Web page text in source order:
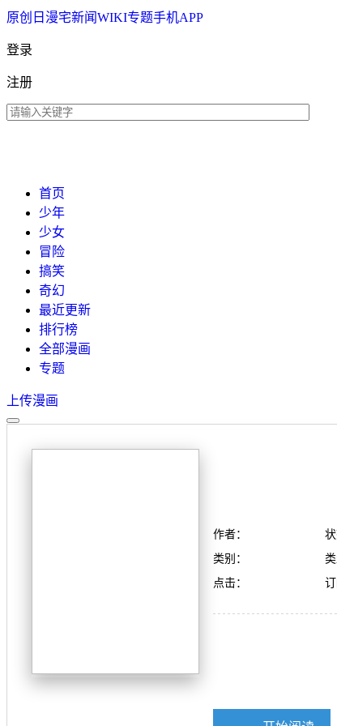
原创 日漫宅新闻WIKI专题手机APP
登录
注册
首页
少年
少女
冒险
搞笑
奇幻
最近更新
排行榜
全部漫画
专题
上传漫画
作者：
状
类别：
类
点击：
订